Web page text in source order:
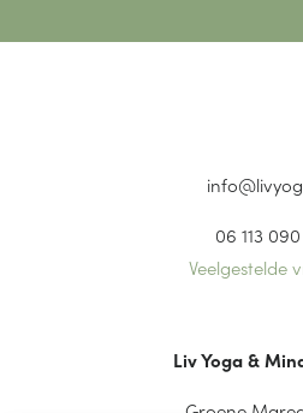
06 113
Veelgestelde
Liv Yoga &